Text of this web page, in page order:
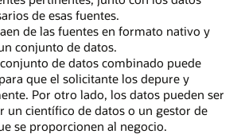
de esas fuentes.
de las fuentes en formato nativo y
conjunto de datos.
de datos combinado puede
que el solicitante los depure y
Por otro lado, los datos pueden ser
un científico de datos o un gestor de
se proporcionen al negocio.